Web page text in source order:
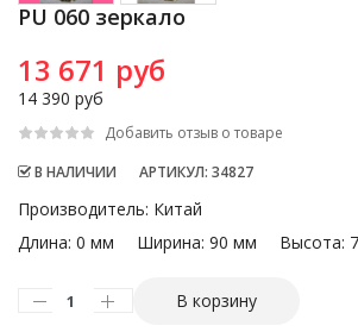
PU 060 зеркало
13 671 руб
14 390 руб
Добавить отзыв о товаре
В НАЛИЧИИ
АРТИКУЛ: 34827
Производитель: Китай
Длина: 0 мм Ширина: 90 мм Высота: